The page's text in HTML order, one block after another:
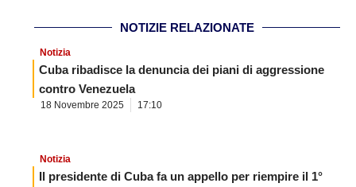
NOTIZIE RELAZIONATE
Notizia
Cuba ribadisce la denuncia dei piani di aggressione
contro Venezuela
18 Novembre 2025 17:10
Notizia
Il presidente di Cuba fa un appello per riempire il 1°